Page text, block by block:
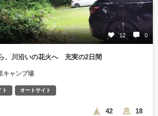
12 0
、川沿いの花火へ 充実の2日間
キャンプ場
ト オートサイト
42 18